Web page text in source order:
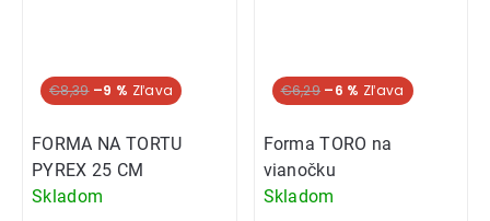
€8,39 –9 %
FORMA NA TORTU
PYREX 25 CM
Skladom
€6,29 –6 %
Forma TORO na
vianočku
Skladom